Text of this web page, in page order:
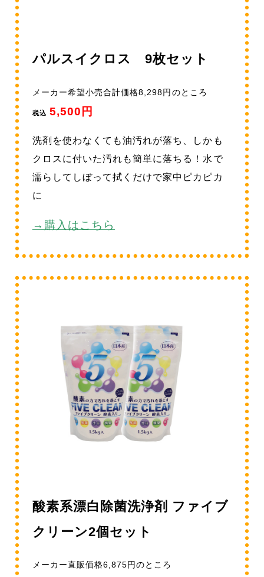
パルスイクロス 9枚セット
メーカー希望小売合計価格8,298円のところ
税込 5,500円
洗剤を使わなくても油汚れが落ち、しかも
クロスに付いた汚れも簡単に落ちる！水で
濡らしてしぼって拭くだけで家中ピカピカ
に
→購入はこちら
酸素系漂白除菌洗浄剤 ファイブ
クリーン2個セット
メーカー直販価格6,875円のところ